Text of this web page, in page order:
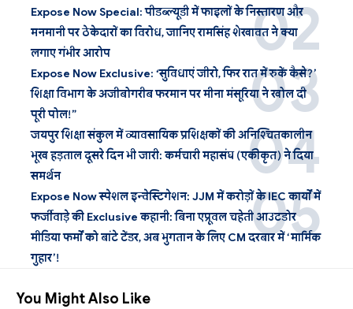
Expose Now Special: पीडब्ल्यूडी में फाइलों के निस्तारण और
मनमानी पर ठेकेदारों का विरोध, जानिए रामसिंह शेखावत ने क्या
लगाए गंभीर आरोप
Expose Now Exclusive: ‘सुविधाएं जीरो, फिर रात में रुकें कैसे?’
शिक्षा विभाग के अजीबोगरीब फरमान पर मीना मंसूरिया ने खोल दी
पूरी पोल!”
जयपुर शिक्षा संकुल में व्यावसायिक प्रशिक्षकों की अनिश्चितकालीन
भूख हड़ताल दूसरे दिन भी जारी: कर्मचारी महासंघ (एकीकृत) ने दिया
समर्थन
Expose Now स्पेशल इन्वेस्टिगेशन: JJM में करोड़ों के IEC कार्यों में
फर्जीवाड़े की Exclusive कहानी: बिना एप्रूवल चहेती आउटडोर
मीडिया फर्मों को बांटे टेंडर, अब भुगतान के लिए CM दरबार में ‘मार्मिक
गुहार’!
You Might Also Like